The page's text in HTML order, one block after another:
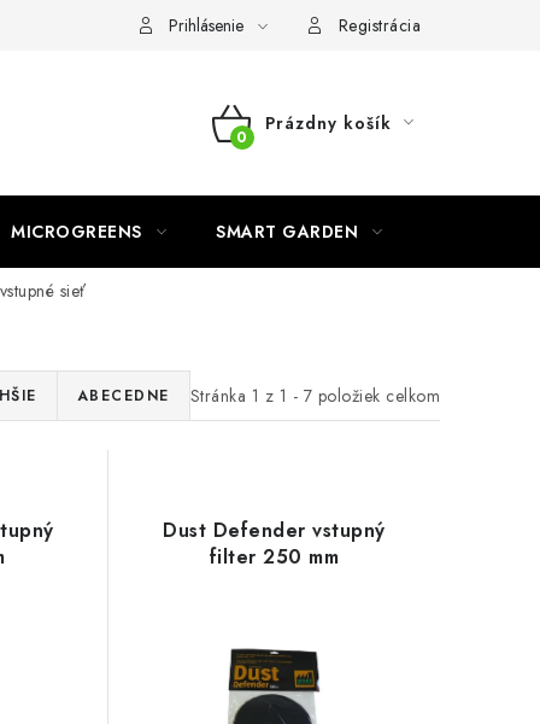
o ochrane osobných údajov
Prihlásenie Registrácia
NÁKUPNÝ
Prázdny košík
MICROGREENS SMART GARDEN
sieť
Stránka 1 z 1 - 7 položiek celkom
ABECEDNE
Dust Defender vstupný
filter 250 mm